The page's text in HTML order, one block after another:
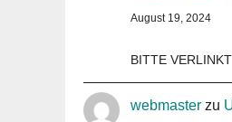
August 19, 2024
BITTE
webmaster zu